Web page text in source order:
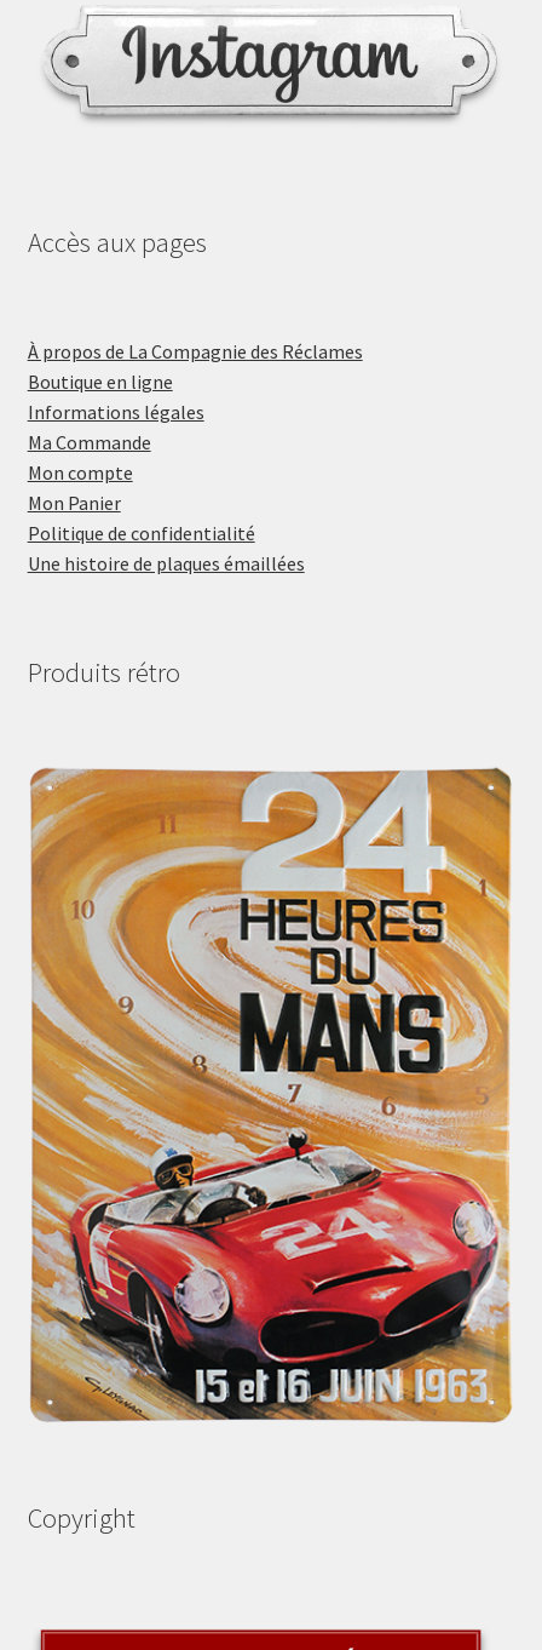
Accès aux pages
À propos de La Compagnie des Réclames
Boutique en ligne
Informations légales
Ma Commande
Mon compte
Mon Panier
Politique de confidentialité
Une histoire de plaques émaillées
Produits rétro
Copyright